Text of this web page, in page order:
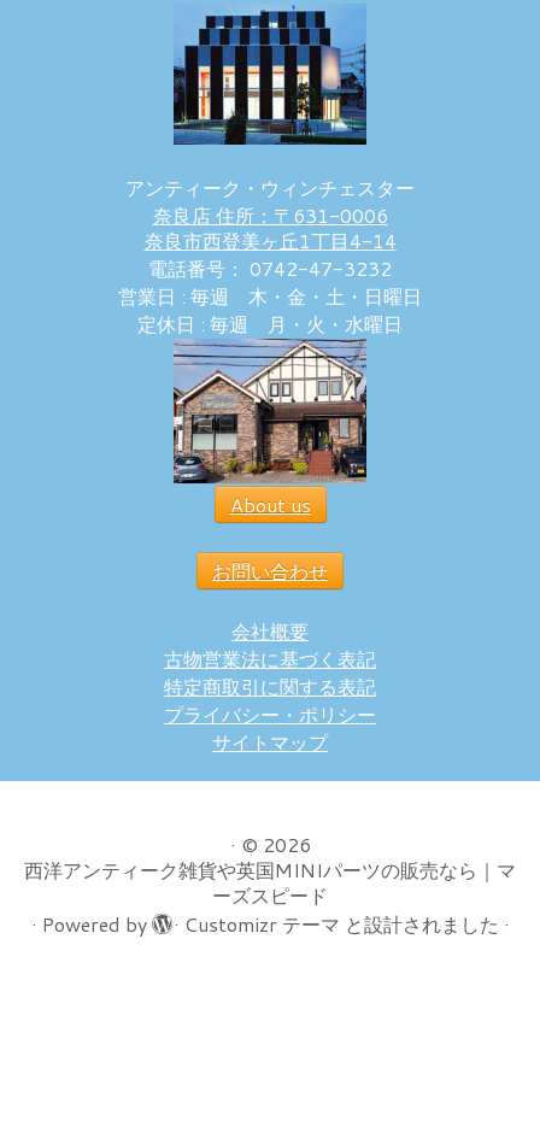
アンティーク・ウィンチェスター
奈良店 住所：〒631-0006
奈良市西登美ヶ丘1丁目4-14
電話番号： 0742-47-3232
営業日 : 毎週 木・金・土・日曜日
定休日 : 毎週 月・火・水曜日
About us
お問い合わせ
会社概要
古物営業法に基づく表記
特定商取引に関する表記
プライバシー・ポリシー
サイトマップ
· © 2026
西洋アンティーク雑貨や英国MINIパーツの販売なら｜マ
ーズスピード
· Powered by · Customizr テーマ と設計されました ·